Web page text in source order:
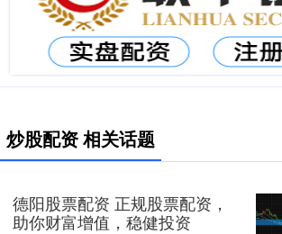
炒股配资 相关话题
德阳股票配资 正规股票配资，
助你财富增值，稳健投资